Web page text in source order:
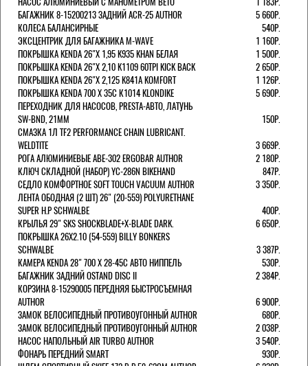
БАГАЖНИК 8-15200213 ЗАДНИЙ ACR-25 AUTHOR
5 660Р.
КОЛЕСА БАЛАНСИРНЫЕ
540Р.
ЭКСЦЕНТРИК ДЛЯ БАГАЖНИКА M-WAVE
1 160Р.
ПОКРЫШКА KENDA 26"Х 1,95 K935 KHAN БЕЛАЯ
1 500Р.
ПОКРЫШКА KENDA 26"Х 2,10 K1109 60TPI KICK BACK
2 650Р.
ПОКРЫШКА KENDA 26"Х 2,125 K841A KOMFORT
1 126Р.
ПОКРЫШКА KENDA 700 Х 35С К1014 KLONDIKE
5 690Р.
ПЕРЕХОДНИК ДЛЯ НАСОСОВ, PRESTA-АВТО, ЛАТУНЬ
SW-BND, 21ММ
150Р.
СМАЗКА 1Л TF2 PERFORMANCE CHAIN LUBRICANT.
WELDTITE
3 669Р.
РОГА АЛЮМИНИЕВЫЕ ABE-302 ERGOBAR AUTHOR
2 180Р.
КЛЮЧ СКЛАДНОЙ (НАБОР) YC-286N BIKEHAND
847Р.
СЕДЛО КОМФОРТНОЕ SOFT TOUCH VACUUM AUTHOR
3 350Р.
ЛЕНТА ОБОДНАЯ (2 ШТ) 26" (20-559) POLYURETHANE
SUPER H.P SCHWALBE
400Р.
КРЫЛЬЯ 29" SKS SHOCKBLADE+X-BLADE DARK.
6 650Р.
ПОКРЫШКА 26X2.10 (54-559) BILLY BONKERS
SCHWALBE
3 387Р.
КАМЕРА KENDA 28" 700 Х 28-45С АВТО НИППЕЛЬ
530Р.
БАГАЖНИК ЗАДНИЙ OSTAND DISC II
2 384Р.
КОРЗИНА 8-15290005 ПЕРЕДНЯЯ БЫСТРОСЪЕМНАЯ
AUTHOR
6 900Р.
ЗАМОК ВЕЛОСИПЕДНЫЙ ПРОТИВОУГОННЫЙ AUTHOR
680Р.
ЗАМОК ВЕЛОСИПЕДНЫЙ ПРОТИВОУГОННЫЙ AUTHOR
2 038Р.
НАСОС НАПОЛЬНЫЙ AIR TURBO AUTHOR
3 540Р.
ФОНАРЬ ПЕРЕДНИЙ SMART
930Р.